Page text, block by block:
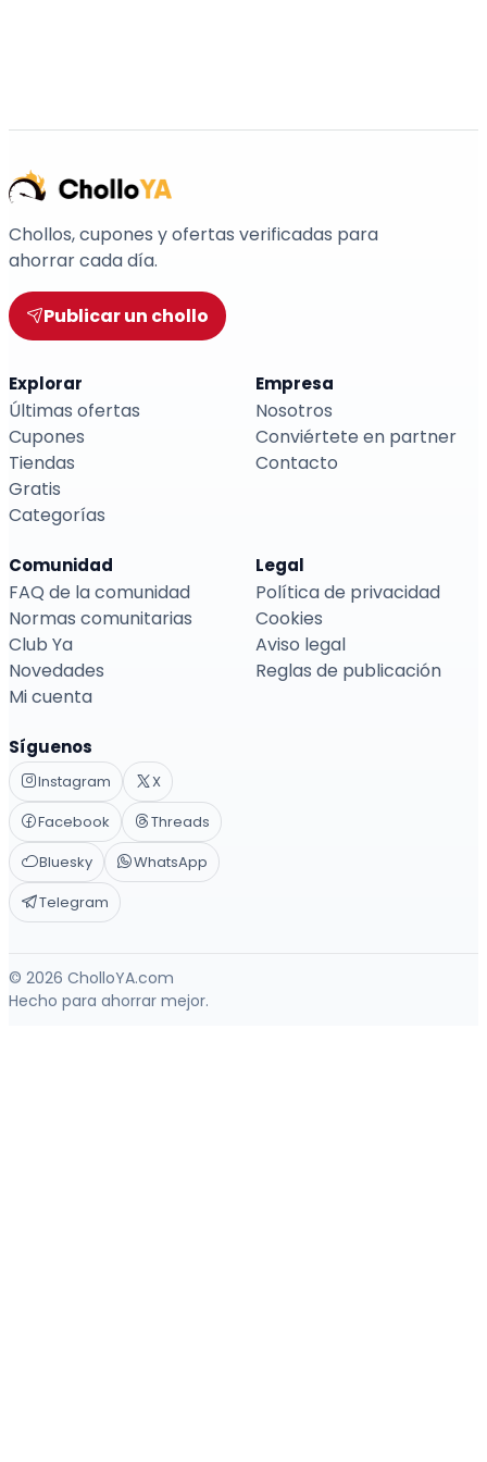
Chollos, cupones y ofertas verificadas para
ahorrar cada día.
Publicar un chollo
Explorar
Últimas ofertas
Cupones
Tiendas
Gratis
Categorías
Empresa
Nosotros
Conviértete en partner
Contacto
Comunidad
FAQ de la comunidad
Normas comunitarias
Club Ya
Novedades
Mi cuenta
Legal
Política de privacidad
Cookies
Aviso legal
Reglas de publicación
Síguenos
Instagram
X
Facebook
Threads
Bluesky
WhatsApp
Telegram
© 2026 CholloYA.com
Hecho para ahorrar mejor.